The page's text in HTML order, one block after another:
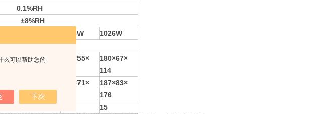
么可以帮助您的
1026W
1026W
50Hz±1Hz
120×67×
180×55×
180×67×
114
176
187×71×
187×83×
176
15